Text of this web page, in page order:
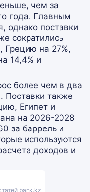
чем за
года. Главным
однако поставки
сократились
Грецию на 27%,
14,4% и
более чем в два
Поставки также
Египет и
на 2026-2028
за баррель и
используются
доходов и
bank.kz